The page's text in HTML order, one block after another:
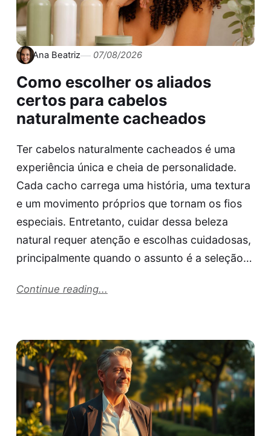
Ana Beatriz 07/08/2026
Como escolher os aliados
certos para cabelos
naturalmente cacheados
Ter cabelos naturalmente cacheados é uma
experiência única e cheia de personalidade.
Cada cacho carrega uma história, uma textura
e um movimento próprios que tornam os fios
especiais. Entretanto, cuidar dessa beleza
natural requer atenção e escolhas cuidadosas,
principalmente quando o assunto é a seleção…
Continue reading...